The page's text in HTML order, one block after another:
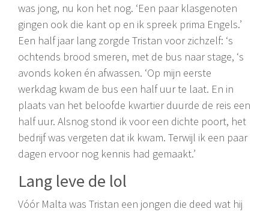
was jong, nu kon het nog. ‘Een paar klasgenoten
gingen ook die kant op en ik spreek prima Engels.’
Een half jaar lang zorgde Tristan voor zichzelf: ‘s
ochtends brood smeren, met de bus naar stage, ‘s
avonds koken én afwassen. ‘Op mijn eerste
werkdag kwam de bus een half uur te laat. En in
plaats van het beloofde kwartier duurde de reis een
half uur. Alsnog stond ik voor een dichte poort, het
bedrijf was vergeten dat ik kwam. Terwijl ik een paar
dagen ervoor nog kennis had gemaakt.’
Lang leve de lol
Vóór Malta was Tristan een jongen die deed wat hij